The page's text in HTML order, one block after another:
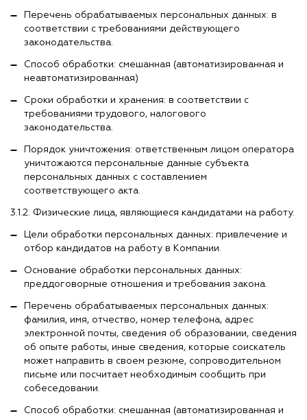
Перечень обрабатываемых персональных данных: в
соответствии с требованиями действующего
законодательства.
Способ обработки: смешанная (автоматизированная и
неавтоматизированная)
Сроки обработки и хранения: в соответствии с
требованиями трудового, налогового
законодательства.
Порядок уничтожения: ответственным лицом оператора
уничтожаются персональные данные субъекта
персональных данных с составлением
соответствующего акта.
3.1.2. Физические лица, являющиеся кандидатами на работу.
Цели обработки персональных данных: привлечение и
отбор кандидатов на работу в Компании.
Основание обработки персональных данных:
преддоговорные отношения и требования закона.
Перечень обрабатываемых персональных данных:
фамилия, имя, отчество, номер телефона, адрес
электронной почты, сведения об образовании, сведения
об опыте работы, иные сведения, которые соискатель
может направить в своем резюме, сопроводительном
письме или посчитает необходимым сообщить при
собеседовании.
Способ обработки: смешанная (автоматизированная и